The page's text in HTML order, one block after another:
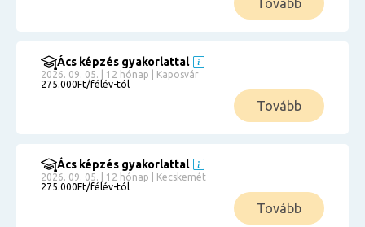
Tovább
Ács képzés gyakorlattal
2026. 09. 05. | 12 hónap | Kaposvár
275.000Ft/félév-tól
Tovább
Ács képzés gyakorlattal
2026. 09. 05. | 12 hónap | Kecskemét
275.000Ft/félév-tól
Tovább